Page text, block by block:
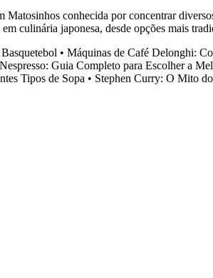
Matosinhos conhecida por concentrar
em culinária japonesa, desde opções mais
• Máquinas de Café Delonghi:
Guia Completo para Escolher a
Tipos de Sopa • Stephen Curry: O Mito